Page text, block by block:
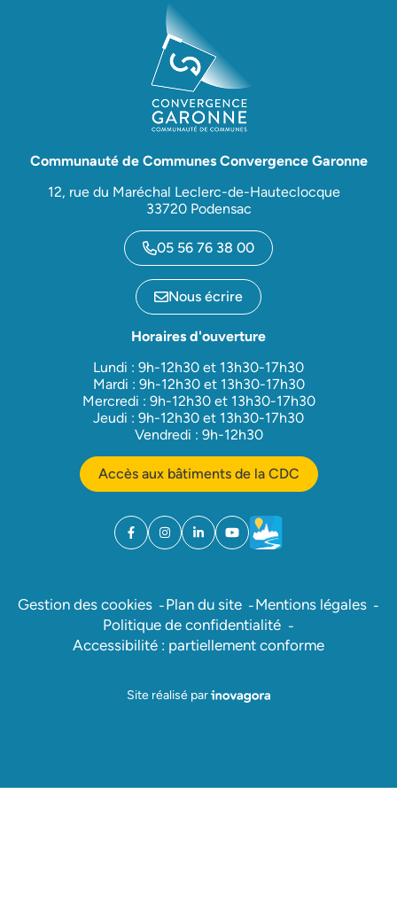
Communauté de Communes Convergence Garonne
12, rue du Maréchal Leclerc-de-Hauteclocque
33720 Podensac
05 56 76 38 00
Nous écrire
Horaires d'ouverture
Lundi : 9h-12h30 et 13h30-17h30
Mardi : 9h-12h30 et 13h30-17h30
Mercredi : 9h-12h30 et 13h30-17h30
Jeudi : 9h-12h30 et 13h30-17h30
Vendredi : 9h-12h30
Accès aux bâtiments de la CDC
Facebook
(ouverture dans un nouvel onglet)
Instagram
(ouverture dans un nouvel onglet)
Linkedin
(ouverture dans un nouvel onglet)
YouTube
(ouverture dans un nouvel
Météo
(ouverture dans un
Gestion des cookies Plan du site
Mentions légales
Politique de confidentialité
Accessibilité : partiellement conforme
Site réalisé parInovagora (ouverture dans un